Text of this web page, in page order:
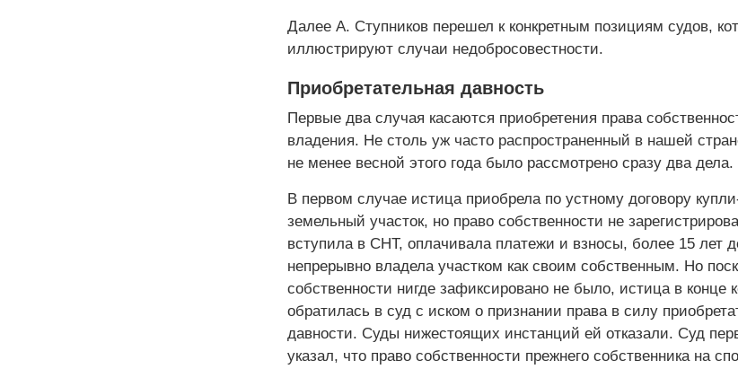
Далее А. Ступников перешел к конкретным позициям судов,
иллюстрируют случаи недобросовестности.
Приобретательная давность
Первые два случая касаются приобретения права
владения. Не столь уж часто распространенный в нашей
не менее весной этого года было рассмотрено сразу два дела.
В первом случае истица приобрела по устному договору
земельный участок, но право собственности не
вступила в СНТ, оплачивала платежи и взносы, более 15 лет
непрерывно владела участком как своим собственным. Но
собственности нигде зафиксировано не было, истица в конце
обратилась в суд с иском о признании права в силу
давности. Суды нижестоящих инстанций ей отказали. Суд
указал, что право собственности прежнего собственника на